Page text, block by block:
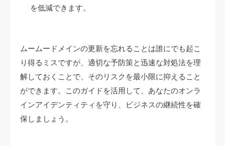
を低減できます。
ムームードメインの更新を忘れることは誰にでも起こ
り得るミスですが、適切な予防策と迅速な対処法を理
解しておくことで、そのリスクを最小限に抑えること
ができます。このガイドを活用して、あなたのオンラ
インアイデンティティを守り、ビジネスの継続性を確
保しましょう。